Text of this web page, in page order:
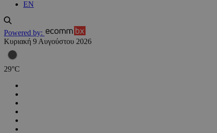
EN
Powered by:
Κυριακή 9 Αυγούστου 2026
29°C